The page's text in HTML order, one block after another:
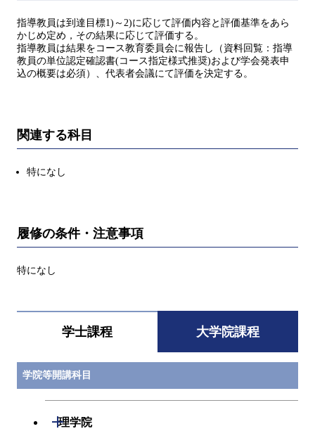
指導教員は到達目標1)～2)に応じて評価内容と評価基準をあら
かじめ定め，その結果に応じて評価する。
指導教員は結果をコース教育委員会に報告し（資料回覧：指導
教員の単位認定確認書(コース指定様式推奨)および学会発表申
込の概要は必須）、代表者会議にて評価を決定する。
関連する科目
特になし
履修の条件・注意事項
特になし
学士課程 大学院課程
学院等開講科目
理学院
開閉